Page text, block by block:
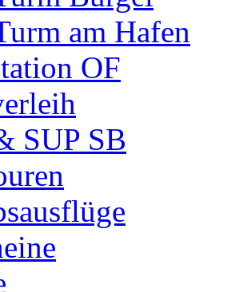
am Hafen
OF
SUP SB